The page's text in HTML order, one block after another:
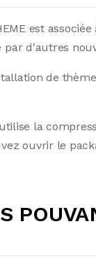
est
par d'autres
de
la
ouvrir le